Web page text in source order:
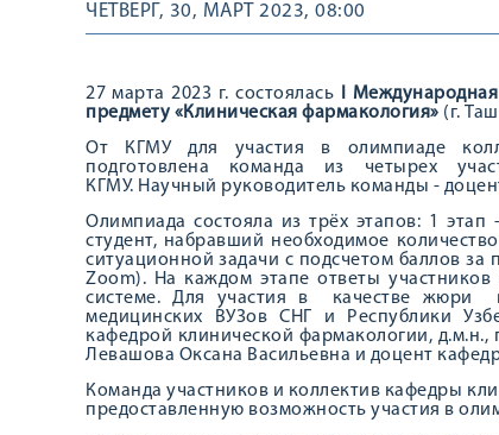
ЧЕТВЕРГ, 30, МАРТ 2023, 08:00
27 марта 2023 г. состоялась
I
предмету «Клиническая фармакология» (г.
От КГМУ для участия в олимпиаде
подготовлена команда из четырех
КГМУ. Научный руководитель команды -
Олимпиада состояла из трёх этапов: 1
студент, набравший необходимое
ситуационной задачи с подсчетом баллов
Zoom). На каждом этапе ответы
системе. Для участия в качестве жюри
медицинских ВУЗов СНГ и Республики
кафедрой клинической фармакологии,
Левашова Оксана Васильевна и доцент
Команда участников и коллектив кафедры
предоставленную возможность участия в